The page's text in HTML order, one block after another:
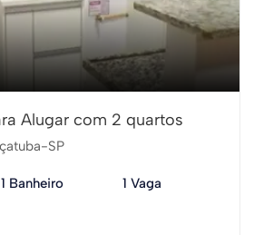
Alugar com 2 quartos
SP
1 Banheiro 1 Vaga